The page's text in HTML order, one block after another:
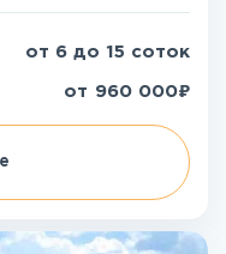
от 6 до 15 соток
от 960 000₽